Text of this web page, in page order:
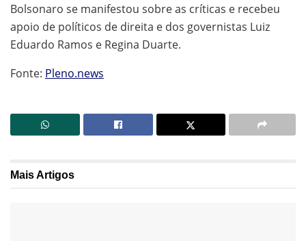
Bolsonaro se manifestou sobre as críticas e recebeu
apoio de políticos de direita e dos governistas Luiz
Eduardo Ramos e Regina Duarte.
Fonte: Pleno.news
MaisArtigos